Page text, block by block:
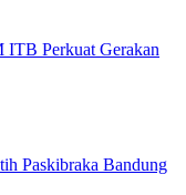
ITB Perkuat Gerakan
Paskibraka Bandung